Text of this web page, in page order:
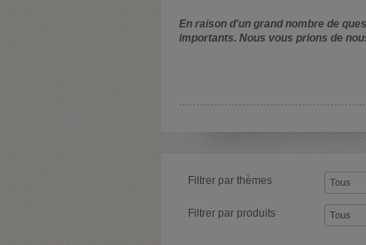
En raison d'un grand nombre de
importants. Nous vous prions de
Filtrer par thèmes
Filtrer par produits